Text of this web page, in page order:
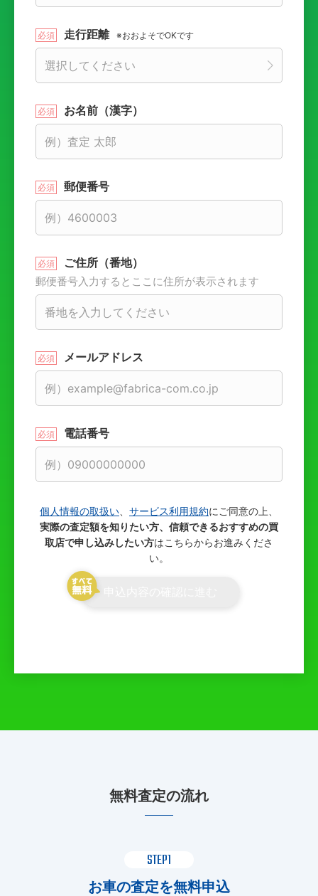
走行距離 ※おおよそでOKです
お名前（漢字）
郵便番号
ご住所（番地）
郵便番号入力するとここに住所が表示されます
メールアドレス
電話番号
個人情報の取扱い サービス利用規約にご同意の上、
実際の査定額を知りたい方、信頼できるおすすめの買
取店で申し込みしたい方はこちらからお進みくださ
い。
無料査定の流れ
STEP1
お車の査定を無料申込